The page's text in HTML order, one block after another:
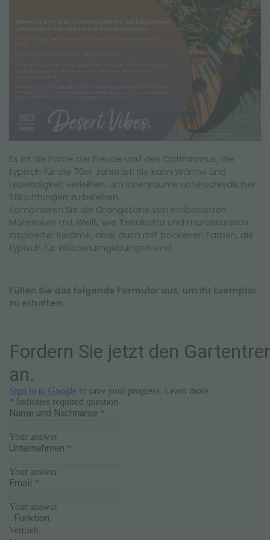
Es ist die Farbe der Freude und des Optimismus, die
typisch für die 70er Jahre ist: Sie kann Wärme und
Lebendigkeit verleihen, um Innenräume unterschiedlicher
Stilrichtungen zu beleben.
Kombinieren Sie die Orangetöne von erdbasierten
Materialien mit Weiß, wie Terrakotta und marokkanisch
inspirierter Keramik, aber auch mit trockenen Farben, die
typisch für Wüstenumgebungen sind.
Füllen Sie das folgende Formular aus, um Ihr Exemplar
zu erhalten.